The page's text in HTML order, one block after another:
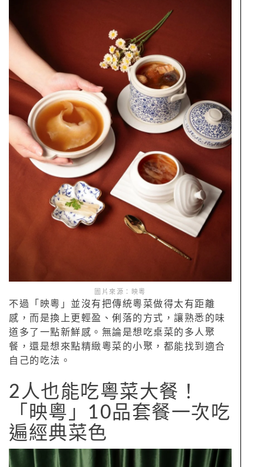
圖片來源：映粵
不過「映粵」並沒有把傳統粵菜做得太有距離
感，而是換上更輕盈、俐落的方式，讓熟悉的味
道多了一點新鮮感。無論是想吃桌菜的多人聚
餐，還是想來點精緻粵菜的小聚，都能找到適合
自己的吃法。
2人也能吃粵菜大餐！
「映粵」10品套餐一次吃
遍經典菜色